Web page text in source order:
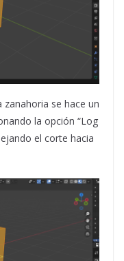
se hace un
la opción “Log
el corte hacia